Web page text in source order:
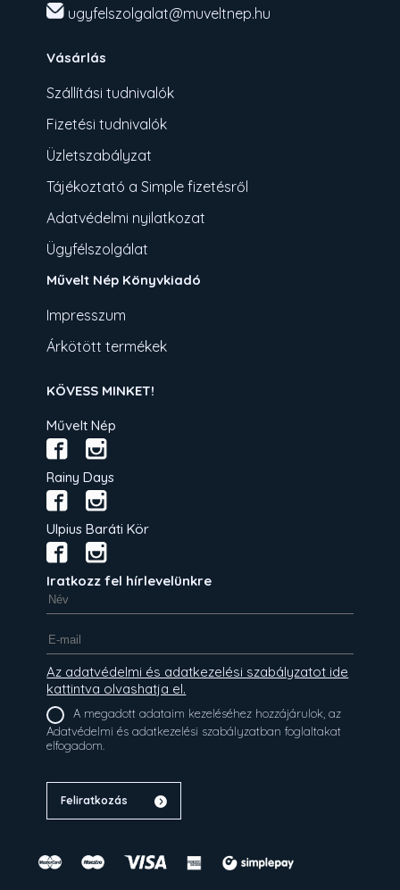
ugyfelszolgalat@muveltnep.hu
Vásárlás
Szállítási tudnivalók
Fizetési tudnivalók
Üzletszabályzat
Tájékoztató a Simple fizetésről
Adatvédelmi nyilatkozat
Ügyfélszolgálat
Művelt Nép Könyvkiadó
Impresszum
Árkötött termékek
KÖVESS MINKET!
Művelt Nép
Rainy Days
Ulpius Baráti Kör
Iratkozz fel hírlevelünkre
Az adatvédelmi és adatkezelési szabályzatot ide
kattintva olvashatja el.
A megadott adataim kezeléséhez hozzájárulok, az
Adatvédelmi és adatkezelési szabályzatban foglaltakat
elfogadom.
Feliratkozás